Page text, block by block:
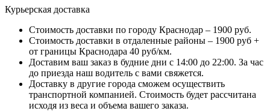
Курьерская доставка
Стоимость доставки по городу Краснодар – 1900 руб.
Стоимость доставки в отдаленные районы – 1900 руб +
от границы Краснодара 40 руб/км.
Доставим ваш заказ в будние дни с 14:00 до 22:00. За час
до приезда наш водитель с вами свяжется.
Доставку в другие города сможем осуществить
транспортной компанией. Стоимость будет рассчитана
исходя из веса и объема вашего заказа.